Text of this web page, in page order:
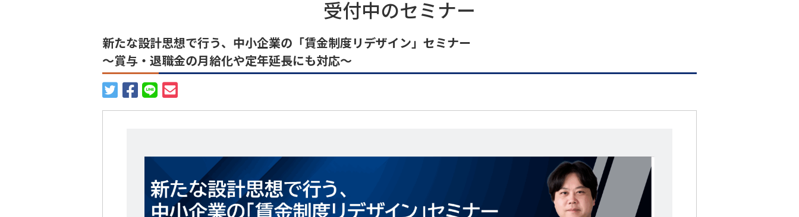
受付中のセミナー
新たな設計思想で行う、中小企業の「賃金制度リデザイン」セミナー
～賞与・退職金の月給化や定年延長にも対応～